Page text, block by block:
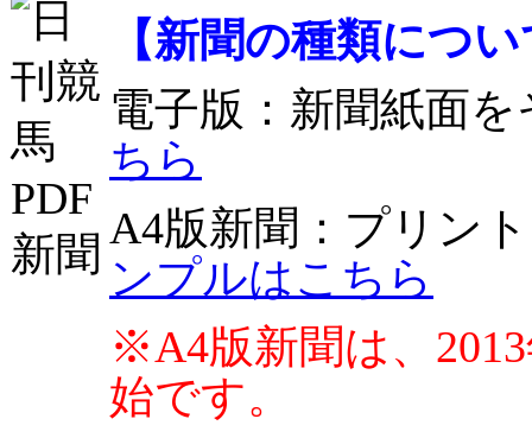
【新聞の種類につ
電子版 ：新聞紙面
ちら
A4版新聞 ：プリン
ンプルはこちら
※A4版新聞は、
始です。